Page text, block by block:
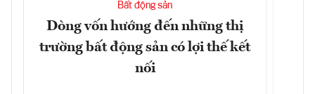
Bất động sản
Dòng vốn hướng đến những thị
trường bất động sản có lợi thế kết
nối